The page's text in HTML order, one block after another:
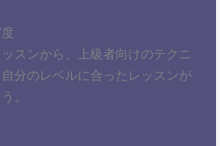
スンから、上級者向けのテクニ
分のレベルに合ったレッスンが
。